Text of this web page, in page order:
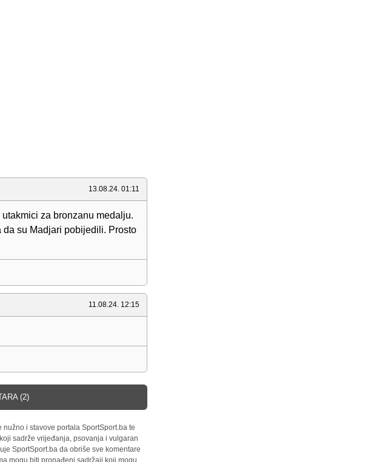
13.08.24. 01:11
za bronzanu medalju.
su Madjari pobijedili. Prosto
11.08.24. 12:15
(2)
i stavove portala SportSport.ba te
sadrže vrijeđanja, psovanja i vulgaran
SportSport.ba da obriše sve komentare
mogu biti pronađeni sadržaji koji mogu